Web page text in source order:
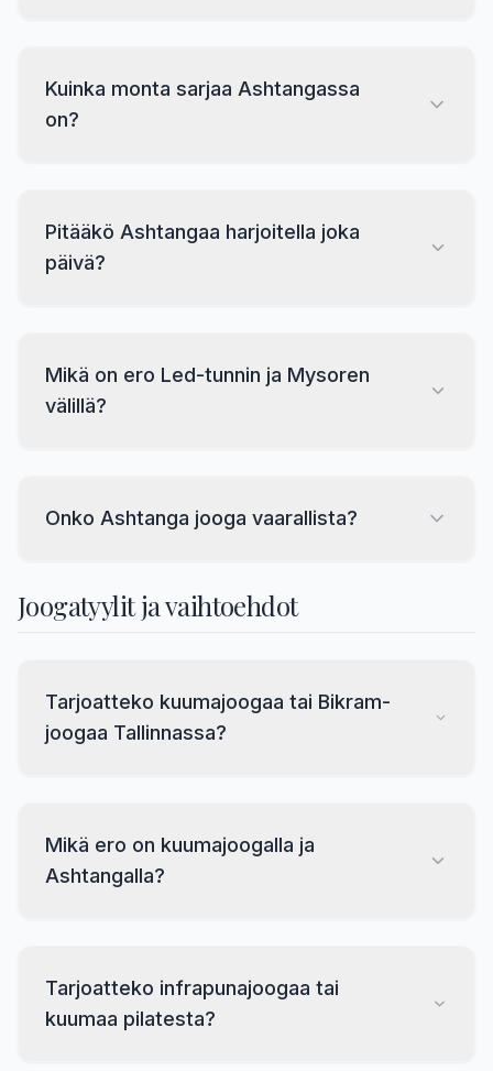
Kuinka monta sarjaa Ashtangassa
on?
Pitääkö Ashtangaa harjoitella joka
päivä?
Mikä on ero Led-tunnin ja Mysoren
välillä?
Onko Ashtanga jooga vaarallista?
Joogatyylit ja vaihtoehdot
Tarjoatteko kuumajoogaa tai Bikram-
joogaa Tallinnassa?
Mikä ero on kuumajoogalla ja
Ashtangalla?
Tarjoatteko infrapunajoogaa tai
kuumaa pilatesta?